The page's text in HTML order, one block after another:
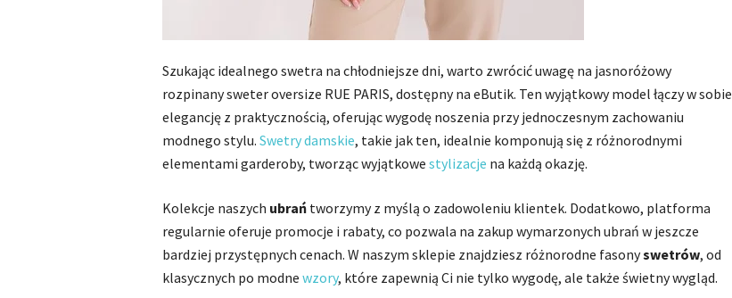
Szukając idealnego swetra na chłodniejsze dni, warto zwrócić uwagę na jasnoróżowy
rozpinany sweter oversize RUE PARIS, dostępny na eButik. Ten wyjątkowy model łączy w sobie
elegancję z praktycznością, oferując wygodę noszenia przy jednoczesnym zachowaniu
modnego stylu. Swetry damskie, takie jak ten, idealnie komponują się z różnorodnymi
elementami garderoby, tworząc wyjątkowe stylizacje na każdą okazję.
Kolekcje naszych ubrań tworzymy z myślą o zadowoleniu klientek. Dodatkowo, platforma
regularnie oferuje promocje i rabaty, co pozwala na zakup wymarzonych ubrań w jeszcze
bardziej przystępnych cenach. W naszym sklepie znajdziesz różnorodne fasonyswetrów, od
klasycznych po modne wzory, które zapewnią Ci nie tylko wygodę, ale także świetny wygląd.